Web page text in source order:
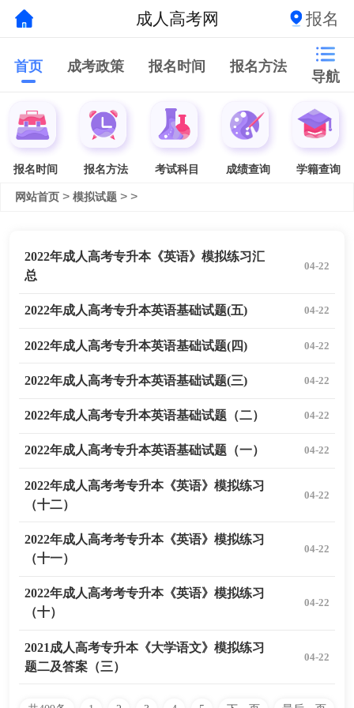
成人高考网 报名
首页 成考政策 报名时间 报名方法
导航
报名时间 报名方法 考试科目 成绩查询 学籍查询
网站首页> 模拟试题> >
2022年成人高考专升本《英语》模拟练习汇
总
04-22
2022年成人高考专升本英语基础试题(五) 04-22
2022年成人高考专升本英语基础试题(四) 04-22
2022年成人高考专升本英语基础试题(三) 04-22
2022年成人高考专升本英语基础试题（二） 04-22
2022年成人高考专升本英语基础试题（一） 04-22
2022年成人高考考专升本《英语》模拟练习
（十二）
04-22
2022年成人高考考专升本《英语》模拟练习
（十一）
04-22
2022年成人高考考专升本《英语》模拟练习
（十）
04-22
2021成人高考专升本《大学语文》模拟练习
题二及答案（三）
04-22